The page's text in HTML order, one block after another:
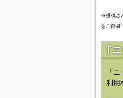
※投稿さ
をご自身
「
利用